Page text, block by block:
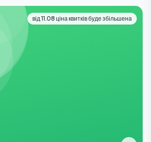
від 11.08 ціна квитків буде збільшена